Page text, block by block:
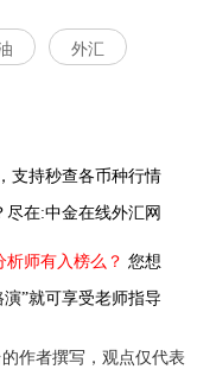
外汇
支持秒查各币种行情
尽在:中金在线外汇网
析师有入榜么？ 您想
”就可享受老师指导
作者撰写，观点仅代表